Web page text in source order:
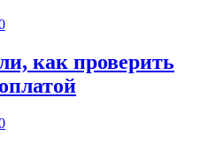
как проверить